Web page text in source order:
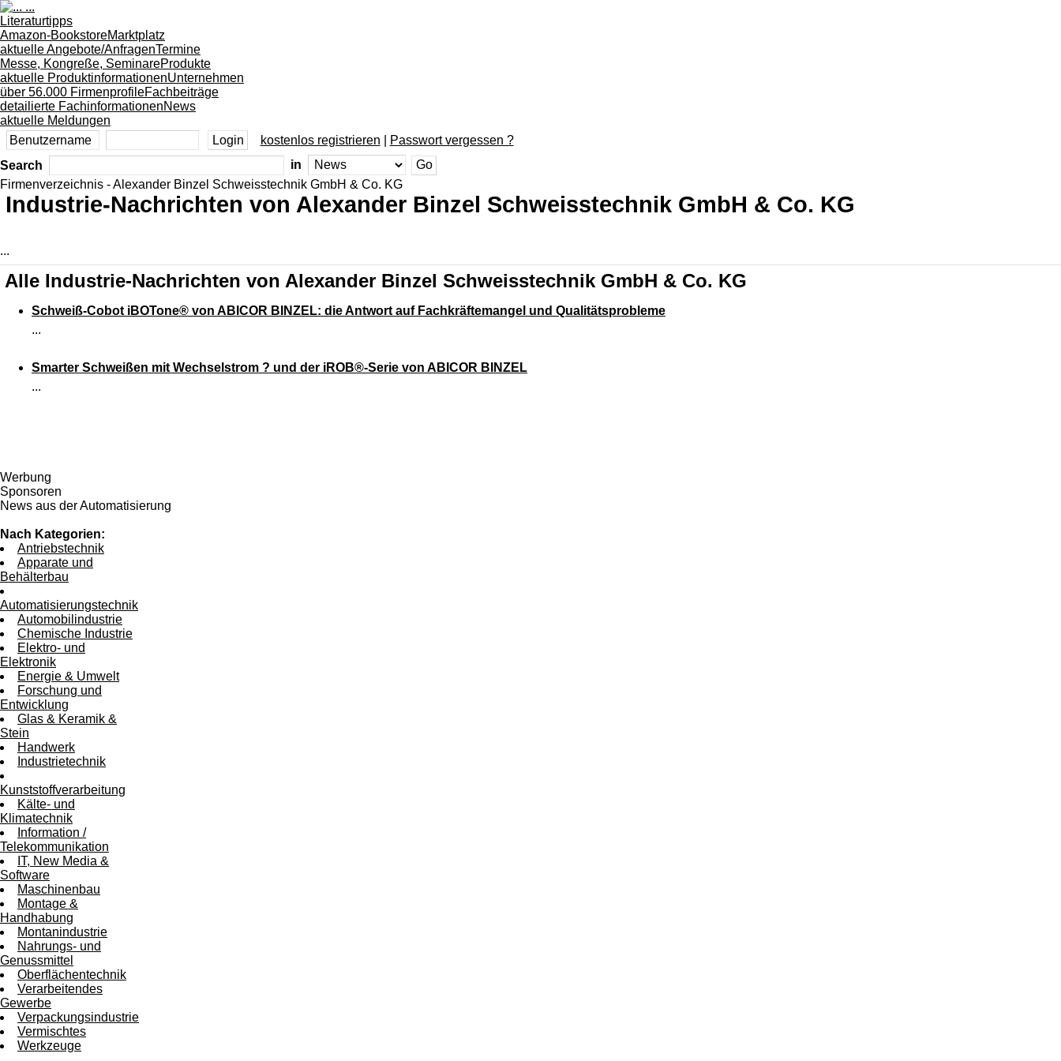
Literaturtipps
Amazon-BookstoreMarktplatz
aktuelle Angebote/AnfragenTermine
Messe, Kongreße, SeminareProdukte
aktuelle ProduktinformationenUnternehmen
über 56.000 FirmenprofileFachbeiträge
detailierte FachinformationenNews
aktuelle Meldungen
kostenlos registrieren
Passwort vergessen ?
Search
in
Firmenverzeichnis - Alexander Binzel Schweisstechnik GmbH & Co. KG
Industrie-Nachrichten von Alexander Binzel Schweisstechnik GmbH & Co. KG
...
Alle Industrie-Nachrichten von Alexander Binzel Schweisstechnik GmbH & Co. KG
Schweiß-Cobot iBOTone® von ABICOR BINZEL: die Antwort auf Fachkräftemangel und Qualitätsprobleme
...
Smarter Schweißen mit Wechselstrom ? und der iROB®-Serie von ABICOR BINZEL
...
Werbung
Sponsoren
News aus der Automatisierung
Nach Kategorien:
Antriebstechnik
Apparate und
Behälterbau
Automatisierungstechnik
Automobilindustrie
Chemische Industrie
Elektro- und
Elektronik
Energie & Umwelt
Forschung und
Entwicklung
Glas & Keramik &
Stein
Handwerk
Industrietechnik
Kunststoffverarbeitung
Kälte- und
Klimatechnik
Information /
Telekommunikation
IT, New Media &
Software
Maschinenbau
Montage &
Handhabung
Montanindustrie
Nahrungs- und
Genussmittel
Oberflächentechnik
Verarbeitendes
Gewerbe
Verpackungsindustrie
Vermischtes
Werkzeuge